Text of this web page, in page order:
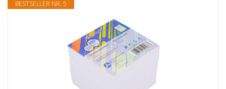
BESTSELLER NR. 5